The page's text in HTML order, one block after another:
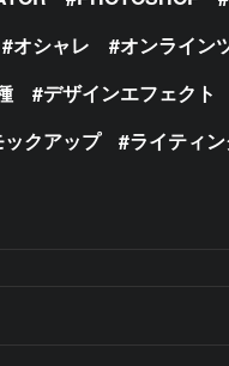
オシャレ オンライン
デザインエフェクト
クアップ ライティ